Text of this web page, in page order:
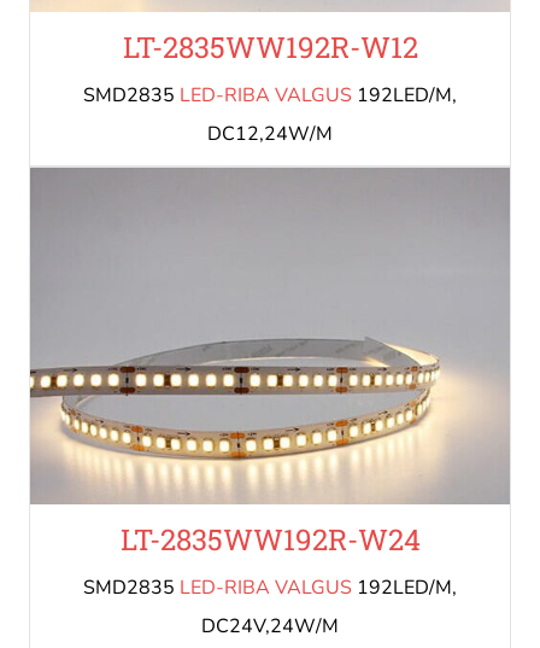
LT-2835WW192R-W12
SMD2835 LED-RIBA VALGUS 192LED/M,
DC12,24W/M
LT-2835WW192R-W24
SMD2835 LED-RIBA VALGUS 192LED/M,
DC24V,24W/M